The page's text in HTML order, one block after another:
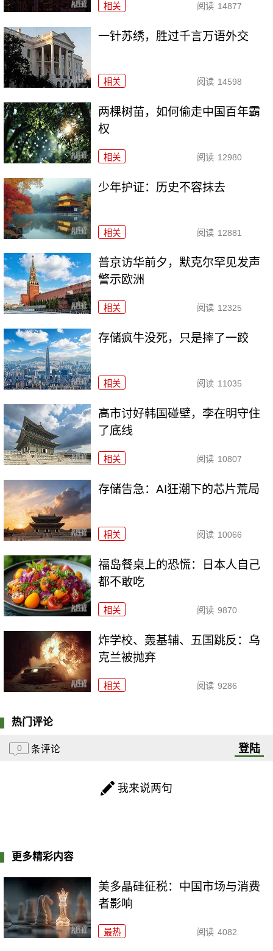
相关 阅读 14877
一针苏绣，胜过千言万语外交
相关 阅读 14598
两棵树苗，如何偷走中国百年霸
权
相关 阅读 12980
少年护证：历史不容抹去
相关 阅读 12881
普京访华前夕，默克尔罕见发声
警示欧洲
相关 阅读 12325
存储疯牛没死，只是摔了一跤
相关 阅读 11035
高市讨好韩国碰壁，李在明守住
了底线
相关 阅读 10807
存储告急：AI狂潮下的芯片荒局
相关 阅读 10066
福岛餐桌上的恐慌：日本人自己
都不敢吃
相关 阅读 9870
炸学校、轰基辅、五国跳反：乌
克兰被抛弃
相关 阅读 9286
热门评论
0 条评论 登陆
我来说两句
更多精彩内容
美多晶硅征税：中国市场与消费
者影响
最热 阅读 4082